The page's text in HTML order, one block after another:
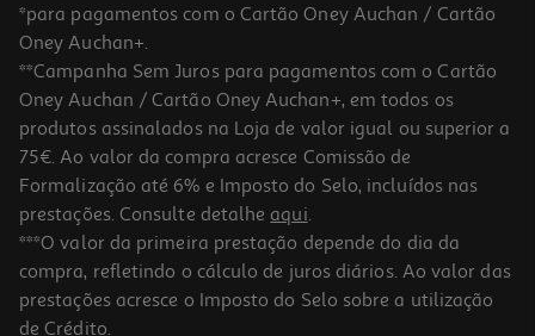
Sumo Maçã Pera Copa (sdr) 750 Ml
3.32 €/Lt
2,49 €
*para pagamentos com o Cartão Oney Auchan / Cartão
Oney Auchan+.
**Campanha Sem Juros para pagamentos com o Cartão
Oney Auchan / Cartão Oney Auchan+, em todos os
produtos assinalados na Loja de valor igual ou superior a
75€. Ao valor da compra acresce Comissão de
Formalização até 6% e Imposto do Selo, incluídos nas
prestações. Consulte detalhe aqui.
***O valor da primeira prestação depende do dia da
compra, refletindo o cálculo de juros diários. Ao valor das
prestações acresce o Imposto do Selo sobre a utilização
de Crédito.